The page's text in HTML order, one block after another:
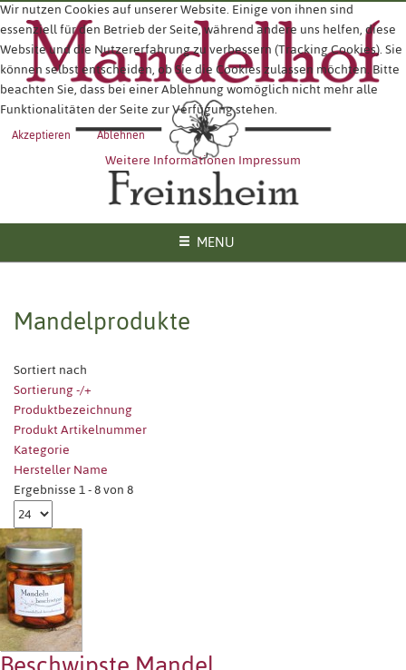
MENU
Mandelprodukte
Sortiert nach
Sortierung -/+
Produktbezeichnung
Produkt Artikelnummer
Kategorie
Hersteller Name
Ergebnisse 1 - 8 von 8
Wir nutzen Cookies auf unserer Website. Einige von ihnen sind
essenziell für den Betrieb der Seite, während andere uns helfen, diese
Website und die Nutzererfahrung zu verbessern (Tracking Cookies). Sie
können selbst entscheiden, ob Sie die Cookies zulassen möchten. Bitte
beachten Sie, dass bei einer Ablehnung womöglich nicht mehr alle
Funktionalitäten der Seite zur Verfügung stehen.
Akzeptieren Ablehnen
Weitere InformationenImpressum